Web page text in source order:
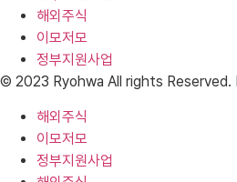
해외주식
이모저모
정부지원사업
© 2023 Ryohwa All rights
해외주식
이모저모
정부지원사업